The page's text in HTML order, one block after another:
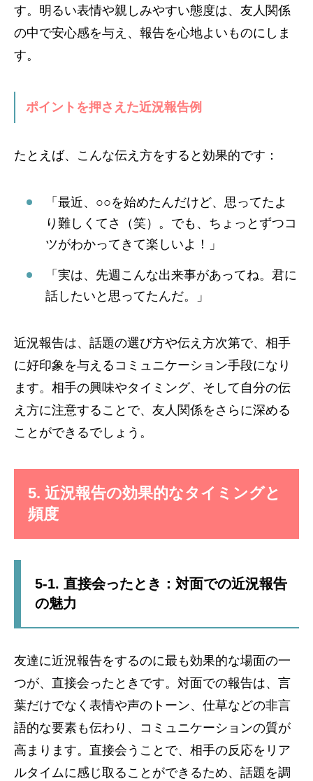
す。明るい表情や親しみやすい態度は、友人関係
の中で安心感を与え、報告を心地よいものにしま
す。
ポイントを押さえた近況報告例
たとえば、こんな伝え方をすると効果的です：
「最近、○○を始めたんだけど、思ってたよ
り難しくてさ（笑）。でも、ちょっとずつコ
ツがわかってきて楽しいよ！」
「実は、先週こんな出来事があってね。君に
話したいと思ってたんだ。」
近況報告は、話題の選び方や伝え方次第で、相手
に好印象を与えるコミュニケーション手段になり
ます。相手の興味やタイミング、そして自分の伝
え方に注意することで、友人関係をさらに深める
ことができるでしょう。
5. 近況報告の効果的なタイミングと
頻度
5-1. 直接会ったとき：対面での近況報告
の魅力
友達に近況報告をするのに最も効果的な場面の一
つが、直接会ったときです。対面での報告は、言
葉だけでなく表情や声のトーン、仕草などの非言
語的な要素も伝わり、コミュニケーションの質が
高まります。直接会うことで、相手の反応をリア
ルタイムに感じ取ることができるため、話題を調